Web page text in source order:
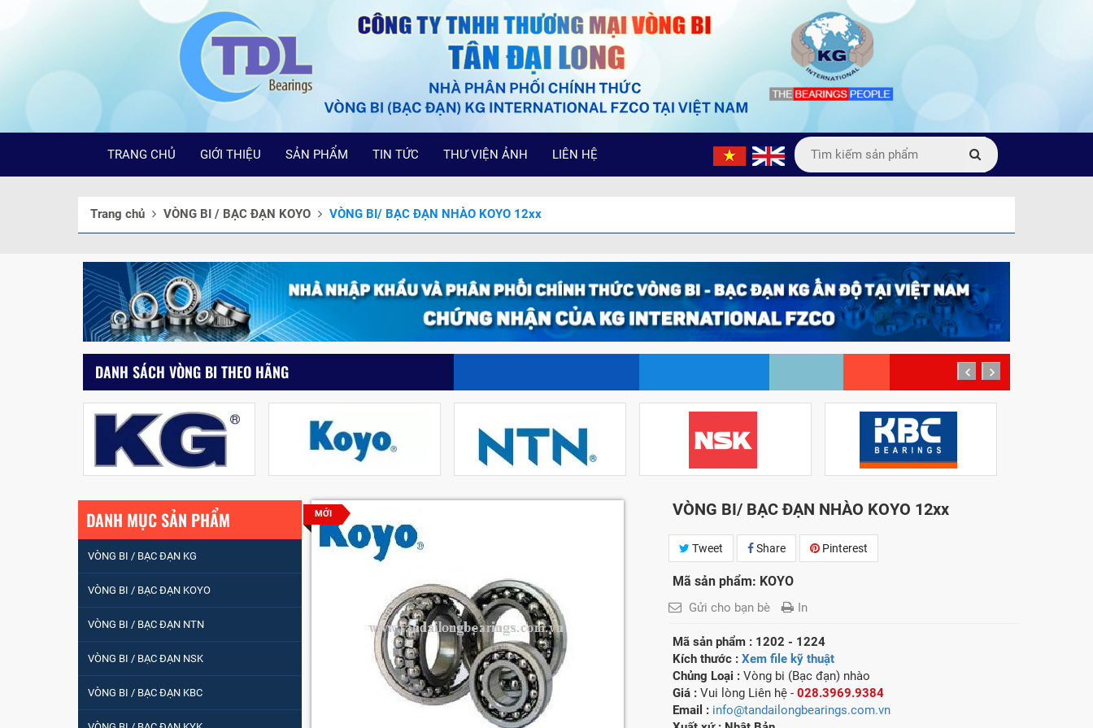
TRANG CHỦ GIỚI THIỆU SẢN PHẨM TIN TỨC THƯ VIỆN ẢNH LIÊN HỆ
Trang chủ VÒNG BI / BẠC ĐẠN KOYO VÒNG BI/ BẠC ĐẠN NHÀO KOYO 12xx
DANH SÁCH VÒNG BI THEO HÃNG prev next
MỚI VÒNG BI/ BẠC ĐẠN NHÀO KOYO 12xx
Tweet Share Pinterest
Mã sản phẩm: KOYO
Gửi cho bạn bè In
Mã sản phẩm : 1202 - 1224
Kích thước :Xem file kỹ thuật
Chủng Loại :Vòng bi (Bạc đạn) nhào
Giá : Vui lòng Liên hệ -028.3969.9384
Email : info@tandailongbearings.com.vn
DANH MỤC SẢN PHẨM
VÒNG BI / BẠC ĐẠN KG
VÒNG BI / BẠC ĐẠN KOYO
VÒNG BI / BẠC ĐẠN NTN
VÒNG BI / BẠC ĐẠN NSK
VÒNG BI / BẠC ĐẠN KBC
NHÀO CÀ NA 24134